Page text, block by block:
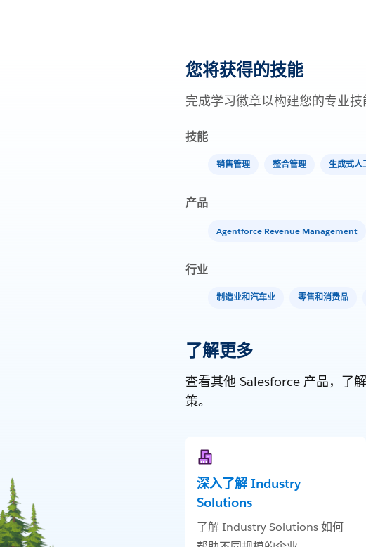
您将获得的技能
完成学习徽章以构建您的专业技
技能
销售管理 整合管理 生成式人
产品
Agentforce Revenue Management
行业
制造业和汽车业 零售和消费品
了解更多
查看其他 Salesforce 产品，了
策。
深入了解 Industry
Solutions
了解 Industry Solutions 如何